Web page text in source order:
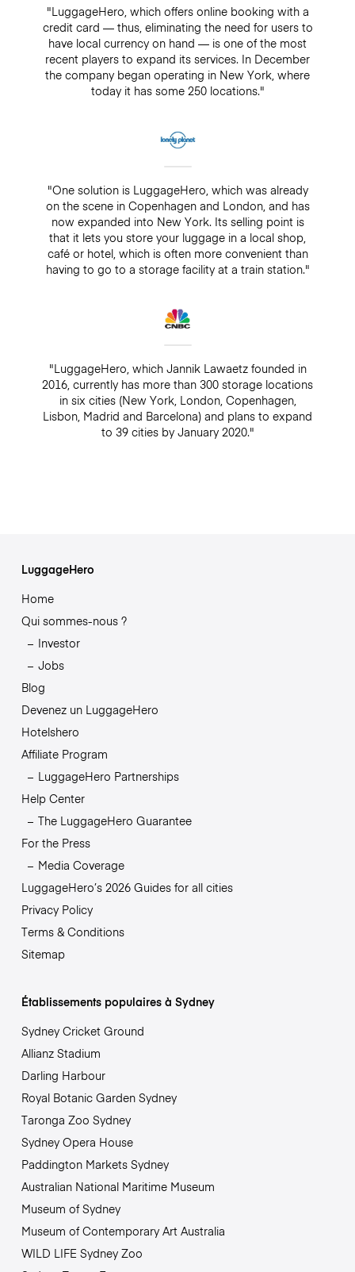
"LuggageHero, which offers online booking with a
credit card — thus, eliminating the need for users to
have local currency on hand — is one of the most
recent players to expand its services. In December
the company began operating in New York, where
today it has some 250 locations."
"One solution is LuggageHero, which was already
on the scene in Copenhagen and London, and has
now expanded into New York. Its selling point is
that it lets you store your luggage in a local shop,
café or hotel, which is often more convenient than
having to go to a storage facility at a train station."
"LuggageHero, which Jannik Lawaetz founded in
2016, currently has more than 300 storage locations
in six cities (New York, London, Copenhagen,
Lisbon, Madrid and Barcelona) and plans to expand
to 39 cities by January 2020."
LuggageHero
Home
Qui sommes-nous ?
Investor
Jobs
Blog
Devenez un LuggageHero
Hotelshero
Affiliate Program
LuggageHero Partnerships
Help Center
The LuggageHero Guarantee
For the Press
Media Coverage
LuggageHero’s 2026 Guides for all cities
Privacy Policy
Terms & Conditions
Sitemap
Établissements populaires à Sydney
Sydney Cricket Ground
Allianz Stadium
Darling Harbour
Royal Botanic Garden Sydney
Taronga Zoo Sydney
Sydney Opera House
Paddington Markets Sydney
Australian National Maritime Museum
Museum of Sydney
Museum of Contemporary Art Australia
WILD LIFE Sydney Zoo